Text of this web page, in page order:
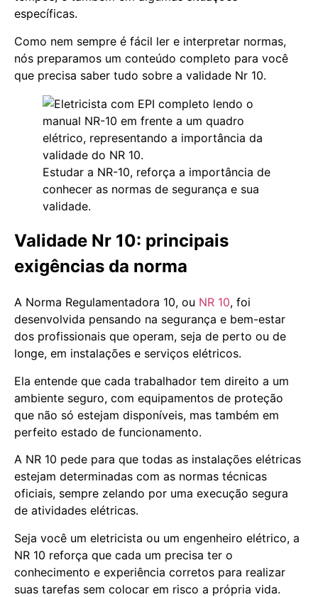
específicas.
Como nem sempre é fácil ler e interpretar normas,
nós preparamos um conteúdo completo para você
que precisa saber tudo sobre a validade Nr 10.
Estudar a NR-10, reforça a importância de
conhecer as normas de segurança e sua
validade.
Validade Nr 10: principais
exigências da norma
A Norma Regulamentadora 10, ou NR 10, foi
desenvolvida pensando na segurança e bem-estar
dos profissionais que operam, seja de perto ou de
longe, em instalações e serviços elétricos.
Ela entende que cada trabalhador tem direito a um
ambiente seguro, com equipamentos de proteção
que não só estejam disponíveis, mas também em
perfeito estado de funcionamento.
A NR 10 pede para que todas as instalações elétricas
estejam determinadas com as normas técnicas
oficiais, sempre zelando por uma execução segura
de atividades elétricas.
Seja você um eletricista ou um engenheiro elétrico, a
NR 10 reforça que cada um precisa ter o
conhecimento e experiência corretos para realizar
suas tarefas sem colocar em risco a própria vida.